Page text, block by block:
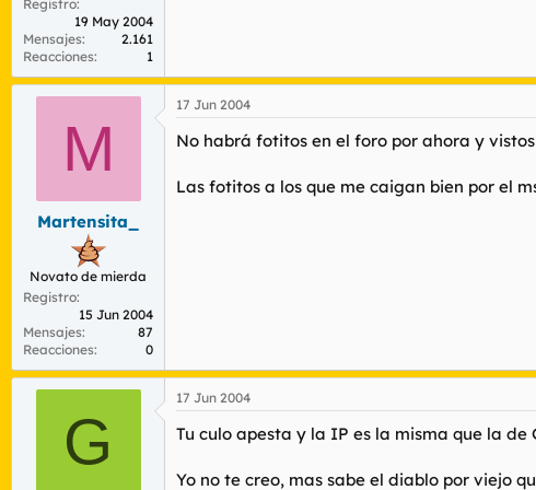
Registro
19 May 2004
Mensajes
2.161
Reacciones
1
M
Martensita_
Novato de mierda
Registro
15 Jun 2004
Mensajes
87
Reacciones
0
17 Jun 2004
No habrá fotitos en el foro por ahora y
Las fotitos a los que me caigan bien por el
G
17 Jun 2004
Tu culo apesta y la IP es la misma que la
Yo no te creo, mas sabe el diablo por viejo